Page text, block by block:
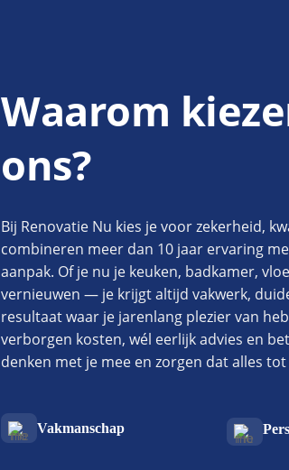
Waarom
ons?
Bij Renovatie Nu kies je voor zekerheid,
combineren meer dan 10 jaar ervaring
aanpak. Of je nu je keuken, badkamer,
vernieuwen — je krijgt altijd vakwerk,
resultaat waar je jarenlang plezier van
verborgen kosten, wél eerlijk advies en
denken met je mee en zorgen dat alles
Vakmanschap